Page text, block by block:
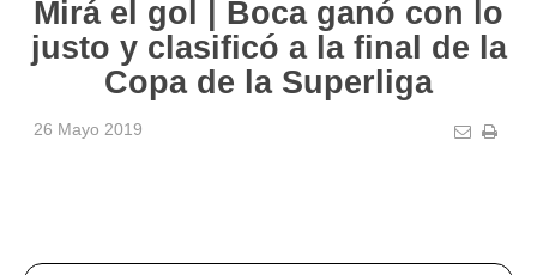
Mirá el gol | Boca ganó con lo
justo y clasificó a la final de la
Copa de la Superliga
26 Mayo 2019